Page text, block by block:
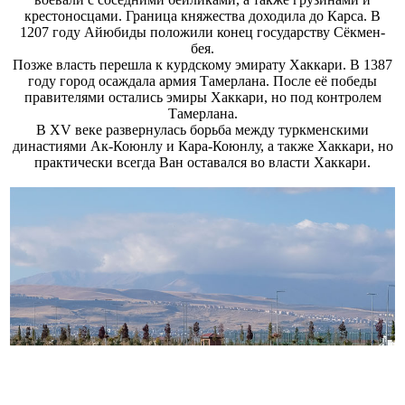
крестоносцами. Граница княжества доходила до Карса. В
1207 году Айюбиды положили конец государству Сёкмен-
бея.
Позже власть перешла к курдскому эмирату Хаккари. В 1387
году город осаждала армия Тамерлана. После её победы
правителями остались эмиры Хаккари, но под контролем
Тамерлана.
В XV веке развернулась борьба между туркменскими
династиями Ак-Коюнлу и Кара-Коюнлу, а также Хаккари, но
практически всегда Ван оставался во власти Хаккари.